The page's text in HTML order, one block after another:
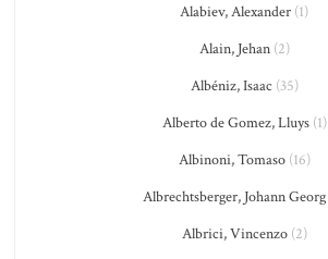
Alabiev, Alexander (1)
Alain, Jehan(2)
Albéniz, Isaac (35)
Alberto de Gomez, Lluys(1)
Albinoni, Tomaso(16)
Albrechtsberger, Johann Georg
Albrici, Vincenzo(2)